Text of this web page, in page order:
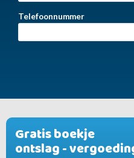
Gratis boekje
ontslag -
Telefoonnummer